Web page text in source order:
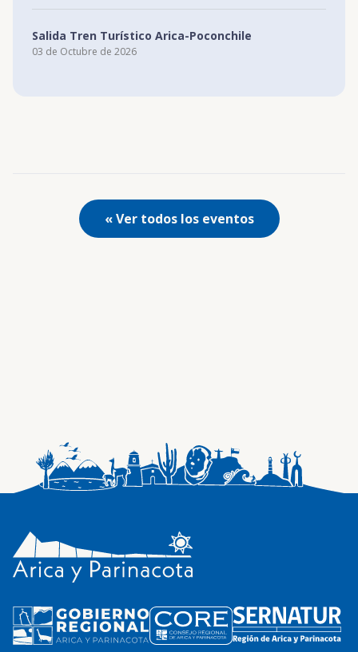
Salida Tren Turístico Arica-Poconchile
03 de Octubre de 2026
« Ver todos los eventos